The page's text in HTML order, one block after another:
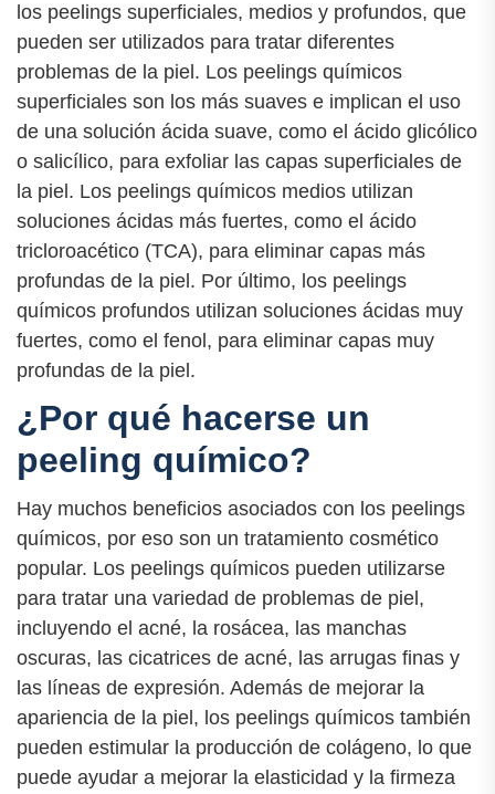
los peelings superficiales, medios y profundos, que
pueden ser utilizados para tratar diferentes
problemas de la piel. Los peelings químicos
superficiales son los más suaves e implican el uso
de una solución ácida suave, como el ácido glicólico
o salicílico, para exfoliar las capas superficiales de
la piel. Los peelings químicos medios utilizan
soluciones ácidas más fuertes, como el ácido
tricloroacético (TCA), para eliminar capas más
profundas de la piel. Por último, los peelings
químicos profundos utilizan soluciones ácidas muy
fuertes, como el fenol, para eliminar capas muy
profundas de la piel.
¿Por qué hacerse un
peeling químico?
Hay muchos beneficios asociados con los peelings
químicos, por eso son un tratamiento cosmético
popular. Los peelings químicos pueden utilizarse
para tratar una variedad de problemas de piel,
incluyendo el acné, la rosácea, las manchas
oscuras, las cicatrices de acné, las arrugas finas y
las líneas de expresión. Además de mejorar la
apariencia de la piel, los peelings químicos también
pueden estimular la producción de colágeno, lo que
puede ayudar a mejorar la elasticidad y la firmeza